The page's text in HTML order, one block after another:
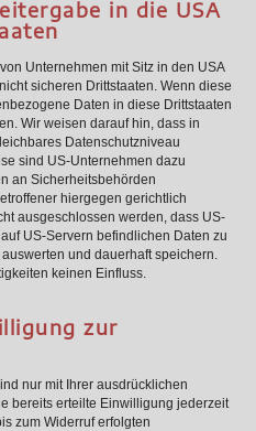
in die USA
Unternehmen mit Sitz in den USA
sicheren Drittstaaten. Wenn diese
Daten in diese Drittstaaten
Wir weisen darauf hin, dass in
Datenschutzniveau
sind US-Unternehmen dazu
an Sicherheitsbehörden
hiergegen gerichtlich
ausgeschlossen werden, dass US-
US-Servern befindlichen Daten zu
und dauerhaft speichern.
keinen Einfluss.
zur
nur mit Ihrer ausdrücklichen
bereits erteilte Einwilligung jederzeit
zum Widerruf erfolgten